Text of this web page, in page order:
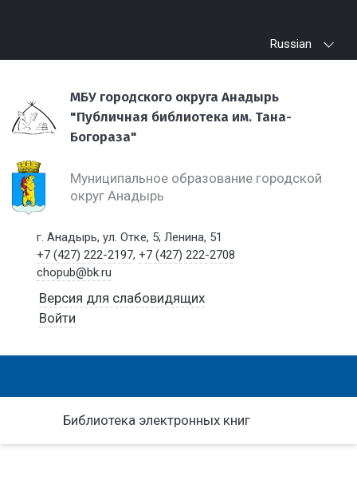
Russian
МБУ городского округа Анадырь
"Публичная библиотека им. Тана-
Богораза"
Муниципальное образование городской
округ Анадырь
г. Анадырь, ул. Отке, 5; Ленина, 51
+7 (427) 222-2197,+7 (427) 222-2708
chopub@bk.ru
Версия для слабовидящих
Войти
Библиотека электронных книг